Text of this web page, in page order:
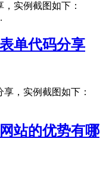
实例截图如下：
单代码分享
，实例截图如下：
站的优势有哪